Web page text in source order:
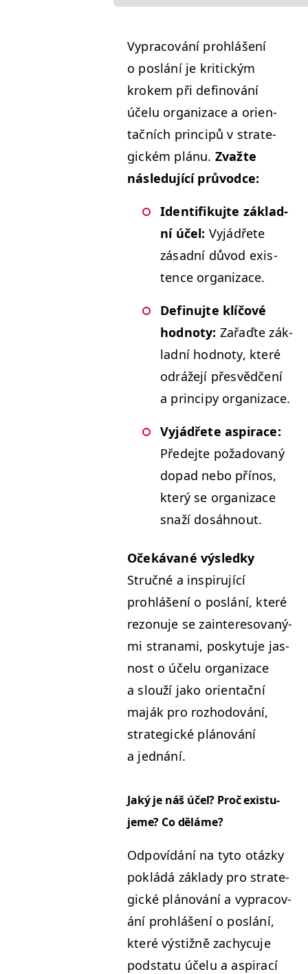
Vypra­cov­ání prohlášení
o poslání je kri­t­ick­ým
krokem při defi­nování
účelu orga­ni­zace a ori­en­
tačních prin­cipů v strate­
gick­ém plánu. Zvažte
násle­du­jící průvodce:
Iden­ti­fiku­jte zák­lad­
ní účel: Vyjádřete
zásad­ní důvod exis­
tence organizace.
Defin­u­jte klíčové
hod­no­ty: Zařaďte zák­
lad­ní hod­no­ty, které
odráže­jí přesvědčení
a prin­cipy organizace.
Vyjádřete aspirace:
Přede­jte požadovaný
dopad nebo přínos,
který se orga­ni­zace
snaží dosáhnout.
Očeká­vané výsled­ky
Stručné a inspiru­jící
prohlášení o poslání, které
rezonu­je se zain­tereso­vaný­
mi strana­mi, posky­tu­je jas­
nost o účelu orga­ni­zace
a slouží jako ori­en­tační
maják pro rozhodování,
strate­gické plánování
a jednání.
Jaký je náš účel? Proč exis­tu­
jeme? Co děláme?
Odpovídání na tyto otázky
pok­ládá zák­la­dy pro strate­
gické plánování a vypra­cov­
ání prohlášení o poslání,
které výstižně zachy­cu­je
pod­statu účelu a aspirací